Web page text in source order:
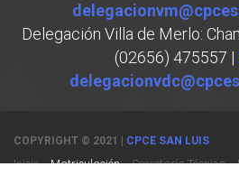
Delegación Villa de Merlo:
(02656) 475557 |
COPYRIGHT © 2021 | CPCE SAN LUIS
Inicio Matriculación Secretaría Técnica